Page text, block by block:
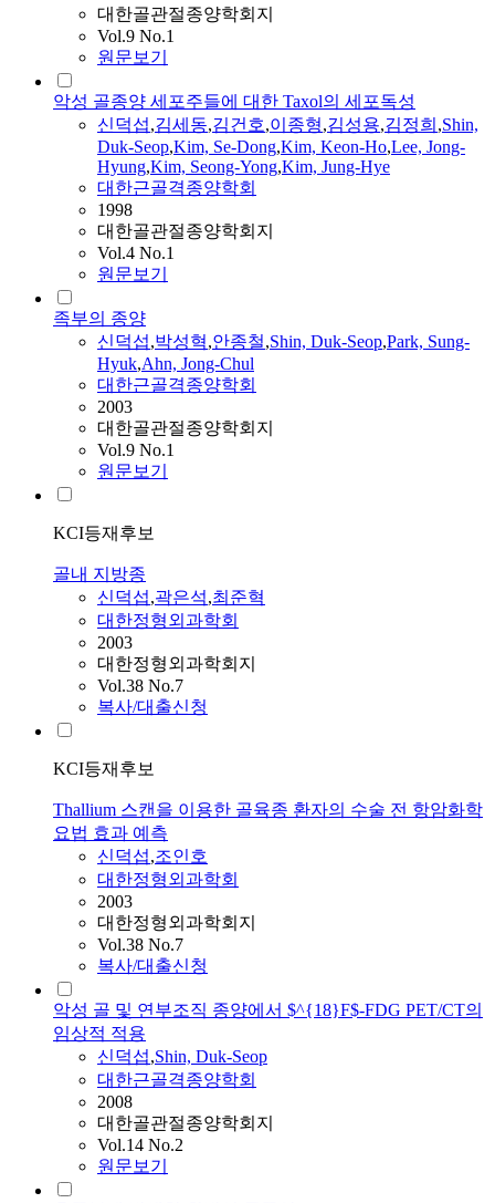
대한골관절종양학회지
Vol.9 No.1
원문보기
악성 골종양 세포주들에 대한 Taxol의 세포독성
신덕섭,김세동,김건호,이종형,김성용,김정희 ,Shin,
Duk-Seop,Kim, Se-Dong,Kim, Keon-Ho,Lee, Jong-
Hyung,Kim, Seong-Yong,Kim, Jung-Hye
대한근골격종양학회
1998
대한골관절종양학회지
Vol.4 No.1
원문보기
족부의 종양
신덕섭,박성혁,안종철,Shin, Duk-Seop,Park, Sung-
Hyuk,Ahn, Jong-Chul
대한근골격종양학회
2003
대한골관절종양학회지
Vol.9 No.1
원문보기
KCI등재후보
골내 지방종
신덕섭,곽은석,최준혁
대한정형외과학회
2003
대한정형외과학회지
Vol.38 No.7
복사/대출신청
KCI등재후보
Thallium 스캔을 이용한 골육종 환자의 수술 전 항암화학
요법 효과 예측
신덕섭,조인호
대한정형외과학회
2003
대한정형외과학회지
Vol.38 No.7
복사/대출신청
악성 골 및 연부조직 종양에서 $^{18}F$-FDG PET/CT의
임상적 적용
신덕섭,Shin, Duk-Seop
대한근골격종양학회
2008
대한골관절종양학회지
Vol.14 No.2
원문보기